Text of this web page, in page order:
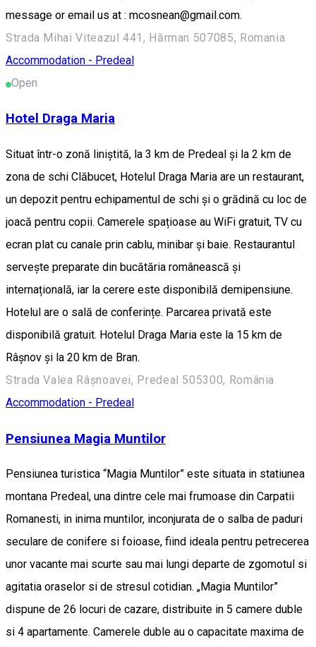
message or email us at : mcosnean@gmail.com.
Strada Mihai Viteazul 441, Hărman 507085, Romania
Accommodation - Predeal
Open
Hotel Draga Maria
Situat într-o zonă liniștită, la 3 km de Predeal și la 2 km de
zona de schi Clăbucet, Hotelul Draga Maria are un restaurant,
un depozit pentru echipamentul de schi și o grădină cu loc de
joacă pentru copii. Camerele spațioase au WiFi gratuit, TV cu
ecran plat cu canale prin cablu, minibar și baie. Restaurantul
servește preparate din bucătăria românească și
internațională, iar la cerere este disponibilă demipensiune.
Hotelul are o sală de conferințe. Parcarea privată este
disponibilă gratuit. Hotelul Draga Maria este la 15 km de
Râșnov și la 20 km de Bran.
Strada Valea Râșnoavei, Predeal 505300, România
Accommodation - Predeal
Pensiunea Magia Muntilor
Pensiunea turistica “Magia Muntilor” este situata in statiunea
montana Predeal, una dintre cele mai frumoase din Carpatii
Romanesti, in inima muntilor, inconjurata de o salba de paduri
seculare de conifere si foioase, fiind ideala pentru petrecerea
unor vacante mai scurte sau mai lungi departe de zgomotul si
agitatia oraselor si de stresul cotidian. „Magia Muntilor”
dispune de 26 locuri de cazare, distribuite in 5 camere duble
si 4 apartamente. Camerele duble au o capacitate maxima de